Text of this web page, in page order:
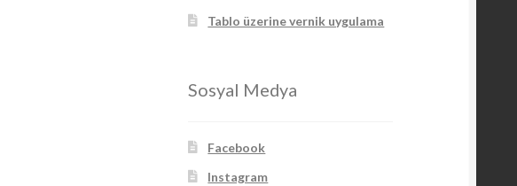
Tablo üzerine vernik uygulama
Sosyal Medya
Facebook
Instagram